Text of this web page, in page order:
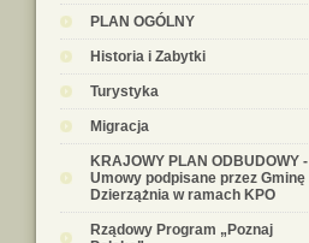
PLAN OGÓLNY
Historia i Zabytki
Turystyka
Migracja
KRAJOWY PLAN ODBUDOWY -
Umowy podpisane przez Gminę
Dzierzążnia w ramach KPO
Rządowy Program „Poznaj